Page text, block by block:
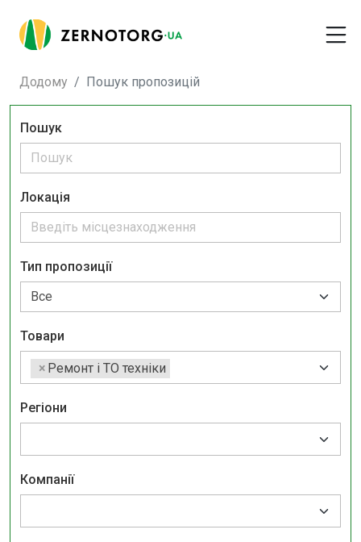
Додому Пошук пропозицій
Пошук
Локація
Тип пропозиції
Товари
× Ремонт і ТО техніки
Регіони
Компанії